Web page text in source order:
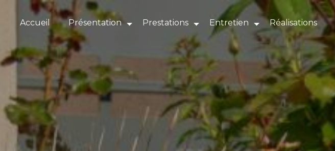
Accueil Présentation Prestations Entretien Réalisations
Panneau de gestion des cookies